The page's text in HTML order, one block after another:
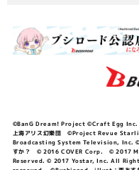
©BanG Dream! Project ©Craft Egg Inc.
上海アリス幻樂団 ©Project Revue
Broadcasting System Television, Inc.
すか？ © 2016 COVER Corp. © 2017
Reserved. © 2017 Yostar, Inc. All